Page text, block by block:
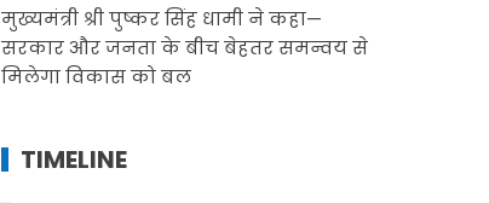
मुख्यमंत्री श्री पुष्कर सिंह धामी ने कहा—
सरकार और जनता के बीच बेहतर समन्वय से
मिलेगा विकास को बल
TIMELINE